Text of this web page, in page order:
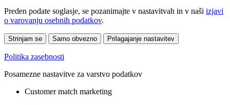
Preden podate soglasje, se pozanimajte v nastavitvah in v naši izjavi
o varovanju osebnih podatkov.
Strinjam se Samo obvezno Prilagajanje nastavitev
Politika zasebnosti
Posamezne nastavitve za varstvo podatkov
Customer match marketing